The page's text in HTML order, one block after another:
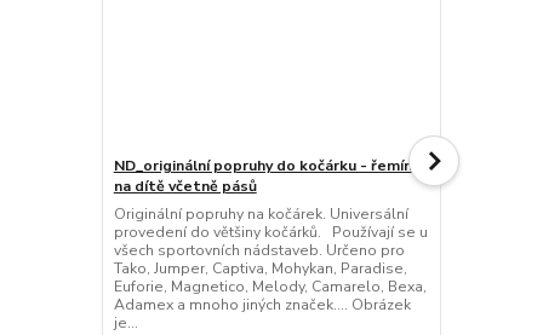
ND_originální popruhy do kočárku - řemínky
na dítě včetně pásů
Originální popruhy na kočárek. Universální
provedení do většiny kočárků. Používají se u
všech sportovních nádstaveb. Určeno pro
Tako, Jumper, Captiva, Mohykan, Paradise,
Euforie, Magnetico, Melody, Camarelo, Bexa,
Adamex a mnoho jiných značek.... Obrázek
je...